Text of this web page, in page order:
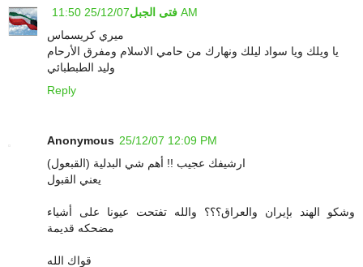
فتى الجبل 25/12/07 11:50 AM
ميري كريسماس
يا ويلك ويا سواد ليلك ونهارك من حامي الاسلام ومفرق الأرحام
وليد الطبطبائي
Reply
Anonymous 25/12/07 12:09 PM
ارشيفك عجيب !! أهم شي البدلية (القبعول)
يعني القبول
وشكو الهند بإيران والعراق؟؟؟ والله تفتحت عيونا على أشياء
مضحكه قديمة
قواك الله